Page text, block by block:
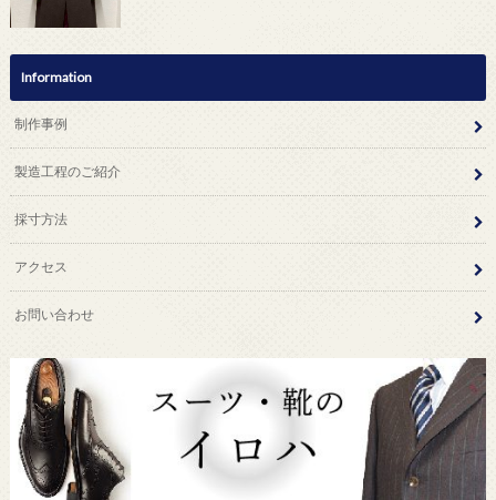
Information
制作事例
製造工程のご紹介
採寸方法
アクセス
お問い合わせ